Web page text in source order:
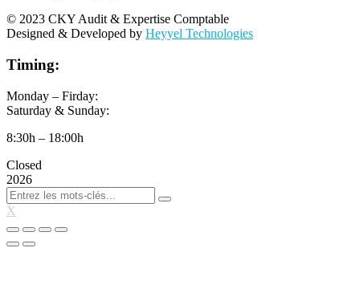
© 2023 CKY Audit & Expertise Comptable
Designed & Developed by Heyyel Technologies
Timing:
Monday – Firday:
Saturday & Sunday:
8:30h – 18:00h
Closed
2026
X